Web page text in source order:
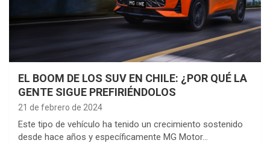
EL BOOM DE LOS SUV EN CHILE: ¿POR QUÉ LA
GENTE SIGUE PREFIRIÉNDOLOS
21 de febrero de 2024
Este tipo de vehículo ha tenido un crecimiento sostenido
desde hace años y específicamente MG Motor…